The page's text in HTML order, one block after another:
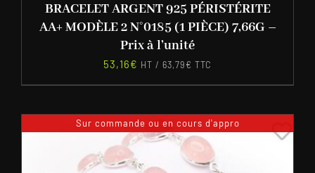
BRACELET ARGENT 925 PÉRISTÉRITE
AA+ MODÈLE 2 N°0185 (1 PIÈCE) 7,66G –
Prix à l’unité
53,16€ HT / 63,79€ TTC
Sur commande ou en cours d'appro